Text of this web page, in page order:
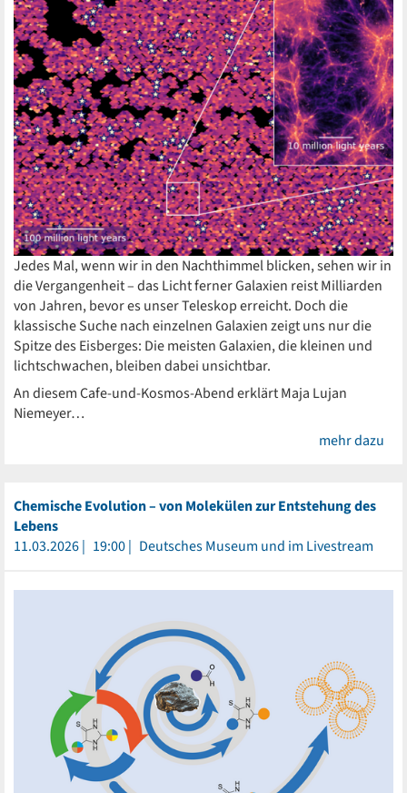
Jedes Mal, wenn wir in den Nachthimmel blicken, sehen wir in
die Vergangenheit – das Licht ferner Galaxien reist Milliarden
von Jahren, bevor es unser Teleskop erreicht. Doch die
klassische Suche nach einzelnen Galaxien zeigt uns nur die
Spitze des Eisberges: Die meisten Galaxien, die kleinen und
lichtschwachen, bleiben dabei unsichtbar.
An diesem Cafe-und-Kosmos-Abend erklärt Maja Lujan
Niemeyer…
mehr dazu
Chemische Evolution – von Molekülen zur Entstehung des
Lebens
11.03.2026
19:00 Deutsches Museum und im Livestream